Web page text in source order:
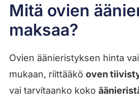
Mitä ovien
maksaa?
Ovien äänieristyksen hinta
mukaan, riittääkö oven
vai tarvitaanko koko